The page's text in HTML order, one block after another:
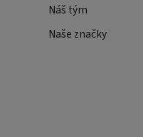
Náš tým
Naše značky